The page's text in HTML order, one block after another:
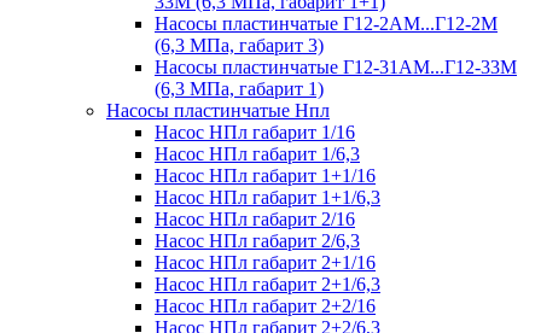
Насосы пластинчатые Г12-2АМ...Г12-2М
(6,3 МПа, габарит 3)
Насосы пластинчатые Г12-31АМ...Г12-33М
(6,3 МПа, габарит 1)
Насосы пластинчатые Нпл
Насос НПл габарит 1/16
Насос НПл габарит 1/6,3
Насос НПл габарит 1+1/16
Насос НПл габарит 1+1/6,3
Насос НПл габарит 2/16
Насос НПл габарит 2/6,3
Насос НПл габарит 2+1/16
Насос НПл габарит 2+1/6,3
Насос НПл габарит 2+2/16
Насос НПл габарит 2+2/6,3